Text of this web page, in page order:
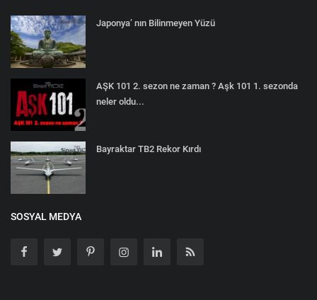
Japonya’ nın Bilinmeyen Yüzü
AŞK 101 2. sezon ne zaman ? Aşk 101 1. sezonda
neler oldu...
Bayraktar TB2 Rekor Kırdı
SOSYAL MEDYA